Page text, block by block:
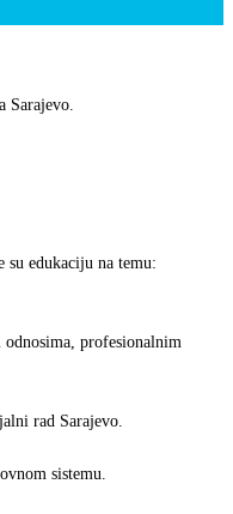
Sarajevo.
edukaciju na temu:
profesionalnim
rad Sarajevo.
sistemu.